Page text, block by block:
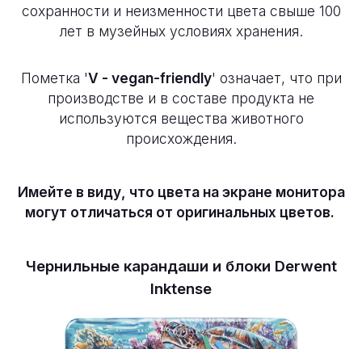
сохранности и неизменности цвета свыше 100
лет в музейных условиях хранения.
Пометка 'V - vegan-friendly' означает, что при
производстве и в составе продукта не
используются вещества животного
происхождения.
Имейте в виду, что цвета на экране монитора
могут отличаться от оригинальных цветов.
Чернильные карандаши и блоки Derwent
Inktense